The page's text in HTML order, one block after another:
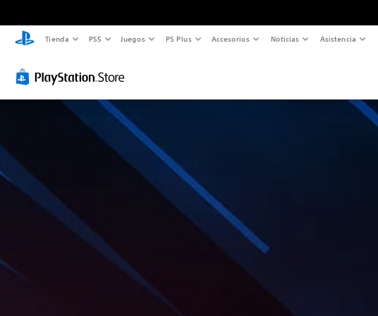
Tienda PS5 Juegos PS Plus Accesorios Noticias Asistencia